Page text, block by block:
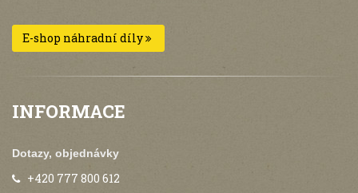
E-shop náhradní díly
INFORMACE
Dotazy, objednávky
+420 777 800 612